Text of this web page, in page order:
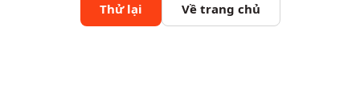
Thử lại Về trang chủ